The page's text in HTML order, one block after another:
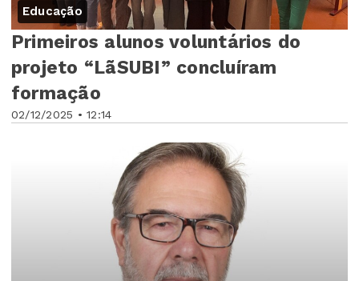
Educação
02/12/2025 • 12:14
Primeiros alunos voluntários do
projeto “LãSUBI” concluíram
formação